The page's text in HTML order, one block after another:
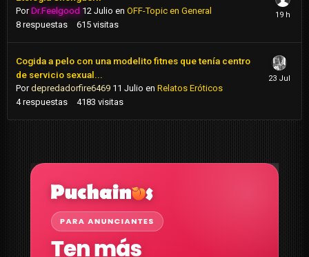
PorDr.Feelgood 12 Julio en OFF-Topic en General
8 respuestas 615 visitas
Cogida a pelo con una modelito fitnes que tenía centro
de servicio sexual...
Pordepredadorfire6469 11 Julio en Relatos Eróticos
4 respuestas 4183 visitas